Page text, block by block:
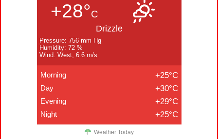
+28°C
Drizzle
Pressure: 756 mm Hg
Humidity: 72 %
Wind: West, 6.6 m/s
Morning +25°C
Day +30°C
Evening +29°C
Night +25°C
Weather Today